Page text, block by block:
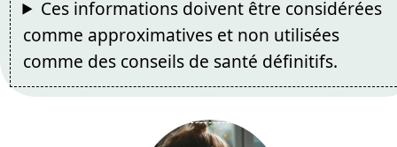
Ces informations doivent être considérées
comme approximatives et non utilisées
comme des conseils de santé définitifs.